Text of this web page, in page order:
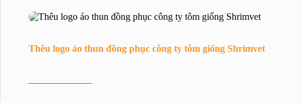
Thêu logo áo thun đồng phục công ty tôm giống Shrimvet
——————–